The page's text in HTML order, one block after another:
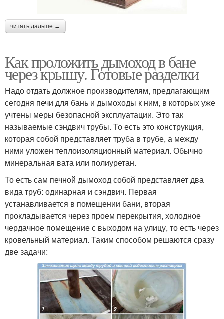
читать дальше →
Как проложить дымоход в бане
через крышу. Готовые разделки
Надо отдать должное производителям, предлагающим
сегодня печи для бань и дымоходы к ним, в которых уже
учтены меры безопасной эксплуатации. Это так
называемые сэндвич трубы. То есть это конструкция,
которая собой представляет труба в трубе, а между
ними уложен теплоизоляционный материал. Обычно
минеральная вата или полиуретан.
То есть сам печной дымоход собой представляет два
вида труб: одинарная и сэндвич. Первая
устанавливается в помещении бани, вторая
прокладывается через проем перекрытия, холодное
чердачное помещение с выходом на улицу, то есть через
кровельный материал. Таким способом решаются сразу
две задачи: